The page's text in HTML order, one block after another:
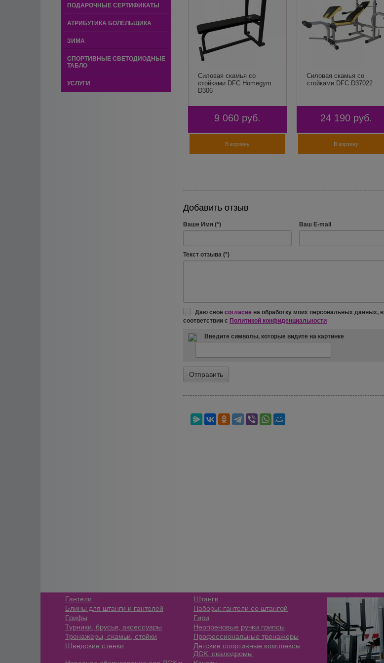
ПОДАРОЧНЫЕ СЕРТИФИКАТЫ
АТРИБУТИКА БОЛЕЛЬЩИКА
ЗИМА
СПОРТИВНЫЕ СВЕТОДИОДНЫЕ
ТАБЛО
УСЛУГИ
Силовая скамья со
стойками DFC Homegym
D306
9 060 руб.
В корзину
Силовая скамья со
стойками DFC D37022
24 190 руб.
В корзину
Добавить отзыв
Ваше Имя (*) Ваш E-mail
Текст отзыва (*)
Даю своё согласие на обработку моих персональных данных, в
соответствии с Политикой конфиденциальности
Введите символы, которые видите на картинке
Гантели
Штанги
Блины для штанги и гантелей
Наборы: гантели со штангой
Грифы
Гири
Турники, брусья, аксессуары
Неопреновые ручки грипсы
Тренажеры, скамьи, стойки
Профессиональные тренажеры
Шведские стенки
Детские спортивные комплексы
ДСК, скалодромы